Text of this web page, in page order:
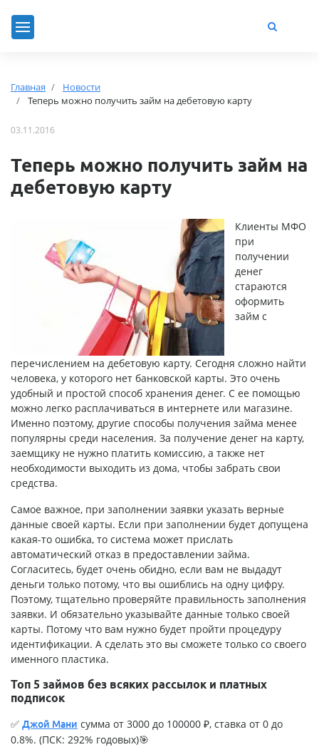
Главная
Новости
Теперь можно получить займ на дебетовую карту
03.11.2016
Теперь можно получить займ на
дебетовую карту
Клиенты МФО
при
получении
денег
стараются
оформить
займ с
перечислением на дебетовую карту. Сегодня сложно найти
человека, у которого нет банковской карты. Это очень
удобный и простой способ хранения денег. С ее помощью
можно легко расплачиваться в интернете или магазине.
Именно поэтому, другие способы получения займа менее
популярны среди населения. За получение денег на карту,
заемщику не нужно платить комиссию, а также нет
необходимости выходить из дома, чтобы забрать свои
средства.
Самое важное, при заполнении заявки указать верные
данные своей карты. Если при заполнении будет допущена
какая-то ошибка, то система может прислать
автоматический отказ в предоставлении займа.
Согласитесь, будет очень обидно, если вам не выдадут
деньги только потому, что вы ошиблись на одну цифру.
Поэтому, тщательно проверяйте правильность заполнения
заявки. И обязательно указывайте данные только своей
карты. Потому что вам нужно будет пройти процедуру
идентификации. А сделать это вы сможете только со своего
именного пластика.
Топ 5 займов без всяких рассылок и платных
подписок
✅ Джой Мани сумма от 3000 до 100000 ₽, ставка от 0 до
0.8%. (ПСК: 292% годовых)🎯